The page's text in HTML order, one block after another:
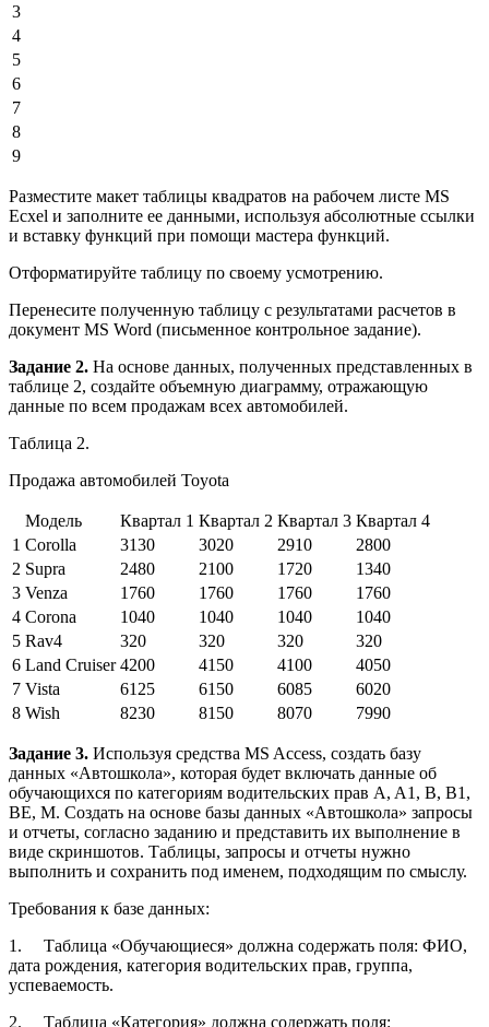
3
4
5
6
7
8
9
Разместите макет таблицы квадратов на рабочем листе MS
Ecxel и заполните ее данными, используя абсолютные ссылки
и вставку функций при помощи мастера функций.
Отформатируйте таблицу по своему усмотрению.
Перенесите полученную таблицу с результатами расчетов в
документ MS Word (письменное контрольное задание).
Задание 2. На основе данных, полученных представленных в
таблице 2, создайте объемную диаграмму, отражающую
данные по всем продажам всех автомобилей.
Таблица 2.
Продажа автомобилей Toyota
Модель Квартал 1 Квартал 2 Квартал 3 Квартал 4
1 Corolla 3130 3020 2910
2800
2 Supra 2480 2100 1720
1340
3 Venza 1760 1760 1760
1760
4 Corona 1040 1040 1040
1040
5 Rav4 320 320 320
320
6 Land Cruiser 4200 4150 4100
4050
7 Vista 6125 6150 6085
6020
8 Wish 8230 8150 8070 7990
Задание 3. Используя средства MS Access, создать базу
данных «Автошкола», которая будет включать данные об
обучающихся по категориям водительских прав A, A1, B, B1,
BE, M. Создать на основе базы данных «Автошкола» запросы
и отчеты, согласно заданию и представить их выполнение в
виде скриншотов. Таблицы, запросы и отчеты нужно
выполнить и сохранить под именем, подходящим по смыслу.
Требования к базе данных:
1.
Таблица «Обучающиеся» должна содержать поля: ФИО,
дата рождения, категория водительских прав, группа,
успеваемость.
2.
Таблица «Категория» должна содержать поля: